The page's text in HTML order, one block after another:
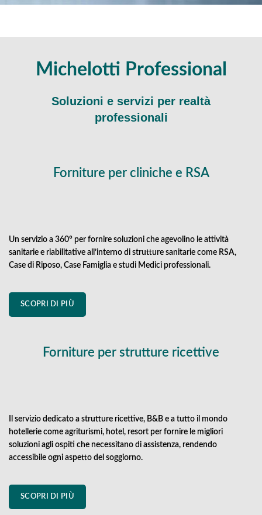
Michelotti Professional
Soluzioni e servizi per realtà
professionali
Forniture per cliniche e RSA
Un servizio a 360° per fornire soluzioni che agevolino le attività
sanitarie e riabilitative all’interno di strutture sanitarie come RSA,
Case di Riposo, Case Famiglia e studi Medici professionali.
SCOPRI DI PIÙ
Forniture per strutture ricettive
Il servizio dedicato a strutture ricettive, B&B e a tutto il mondo
hotellerie come agriturismi, hotel, resort per fornire le migliori
soluzioni agli ospiti che necessitano di assistenza, rendendo
accessibile ogni aspetto del soggiorno.
SCOPRI DI PIÙ